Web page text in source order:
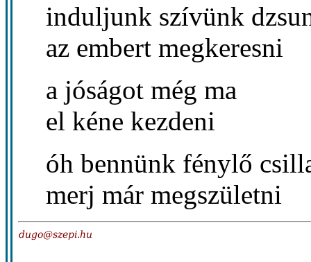
induljunk szívünk
az embert megkeresni
a jóságot még ma
el kéne kezdeni
óh bennünk fénylő
merj már megszületni